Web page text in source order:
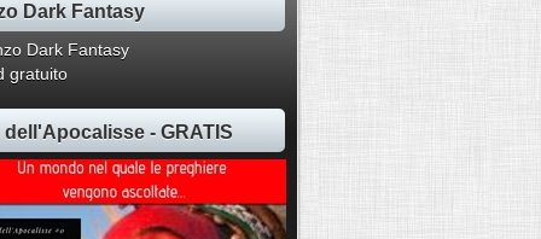
Dark Fantasy
gratuito
dell'Apocalisse - GRATIS